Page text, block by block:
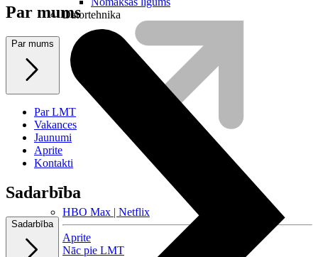
HBO Max | Netflix
Aprite
Nāc pie LMT
Datortehnika
Par mums
Par mums
Par LMT
Vakances
Jaunumi
Aprite
Kontakti
Sadarbība
Sadarbība